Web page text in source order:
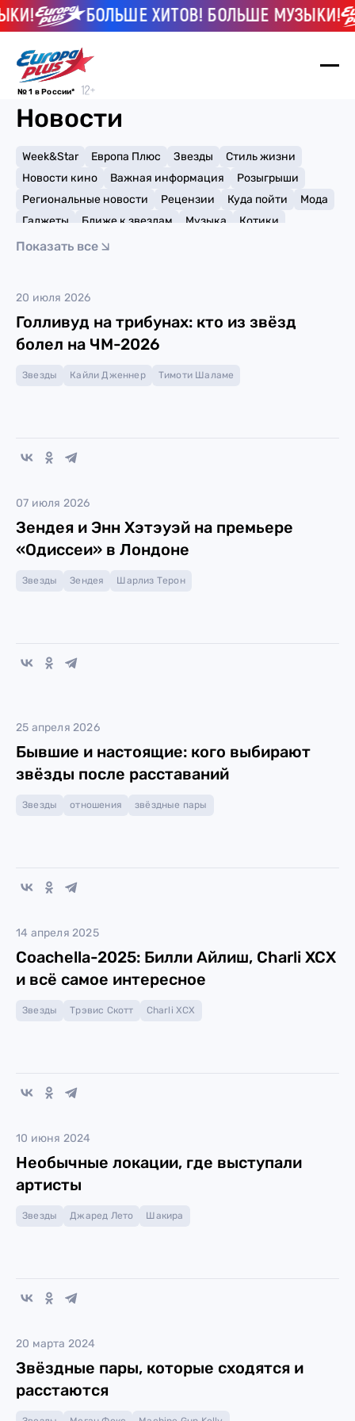
БОЛЬШЕ ХИТОВ! БОЛЬШЕ МУЗЫКИ!
№ 1 в России*
Новости
Week&Star Европа Плюс Звезды
Стиль жизни
Новости кино
Важная информация
Розыгрыши
Региональные новости
Рецензии Куда пойти
Мода
Гаджеты
Ближе к звездам Музыка
Котики
Мемы и тренды
Показать все
20 июля 2026
Голливуд на трибунах: кто из звёзд
болел на ЧМ-2026
Звезды Кайли Дженнер Тимоти Шаламе
07 июля 2026
Зендея и Энн Хэтэуэй на премьере
«Одиссеи» в Лондоне
Звезды Зендея Шарлиз Терон
25 апреля 2026
Бывшие и настоящие: кого выбирают
звёзды после расставаний
Звезды отношения звёздные пары
14 апреля 2025
Coachella-2025: Билли Айлиш, Charli XCX
и всё самое интересное
Звезды Трэвис Скотт Charli XCX
10 июня 2024
Необычные локации, где выступали
артисты
Звезды Джаред Лето Шакира
20 марта 2024
Звёздные пары, которые сходятся и
расстаются